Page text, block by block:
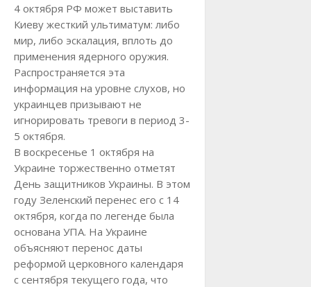
4 октября РФ может выставить
Киеву жесткий ультиматум: либо
мир, либо эскалация, вплоть до
применения ядерного оружия.
Распространяется эта
информация на уровне слухов, но
украинцев призывают не
игнорировать тревоги в период 3-
5 октября.
В воскресенье 1 октября на
Украине торжественно отметят
День защитников Украины. В этом
году Зеленский перенес его с 14
октября, когда по легенде была
основана УПА. На Украине
объясняют перенос даты
реформой церковного календаря
с сентября текущего года, что